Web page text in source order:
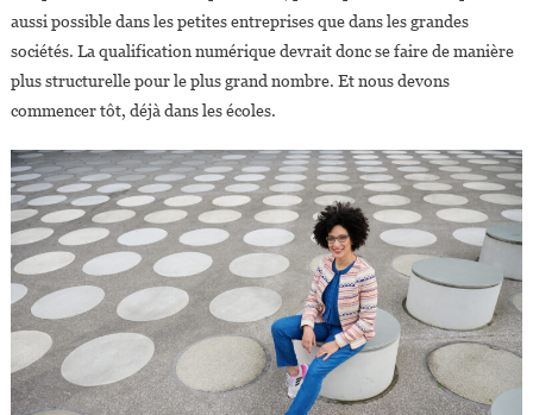
aussi possible dans les petites entreprises que dans les grandes
sociétés. La qualification numérique devrait donc se faire de manière
plus structurelle pour le plus grand nombre. Et nous devons
commencer tôt, déjà dans les écoles.